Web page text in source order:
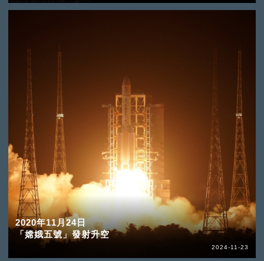
2020年11月24日
「嫦娥五號」發射升空
2024-11-23